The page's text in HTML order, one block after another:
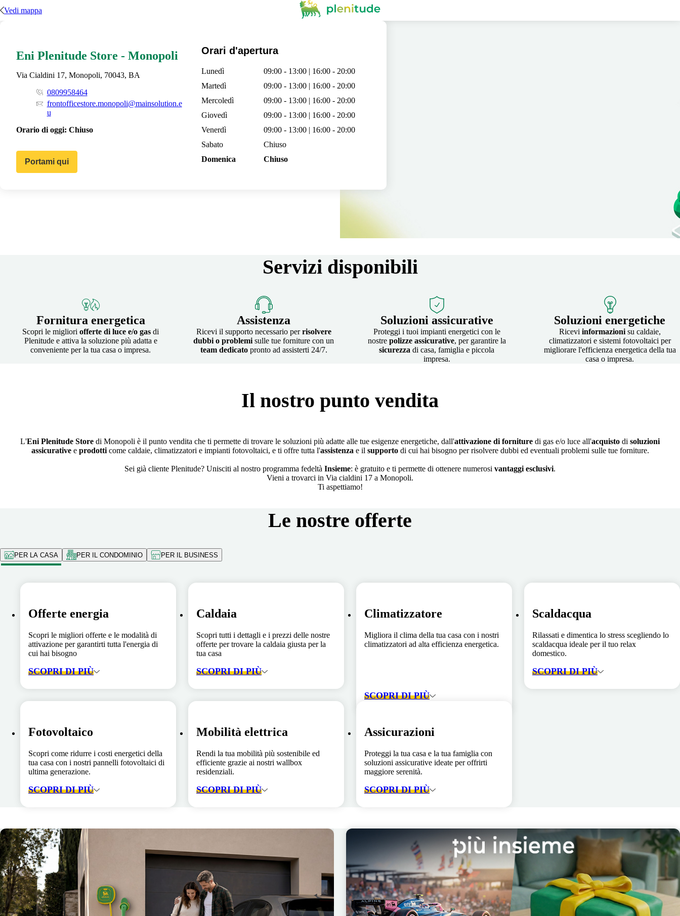
Vedi mappa
Eni Plenitude Store - Monopoli
Via Cialdini 17, Monopoli, 70043, BA
0809958464
frontofficestore.monopoli@mainsolution.e
u
Orario di oggi: Chiuso
Portami qui
Orari d'apertura
Lunedì
09:00 - 13:00 | 16:00 - 20:00
Martedì
09:00 - 13:00 | 16:00 - 20:00
Mercoledì
09:00 - 13:00 | 16:00 - 20:00
Giovedì
09:00 - 13:00 | 16:00 - 20:00
Venerdì
09:00 - 13:00 | 16:00 - 20:00
Sabato
Chiuso
Domenica
Chiuso
Servizi disponibili
Fornitura energetica
Scopri le migliori offerte di luce e/o gas di
Plenitude e attiva la soluzione più adatta e
conveniente per la tua casa o impresa.
Assistenza
Ricevi il supporto necessario perrisolvere
dubbi o problemi sulle tue forniture con un
team dedicatopronto ad assisterti 24/7.
Soluzioni assicurative
Proteggi i tuoi impianti energetici con le
nostre polizze assicurative, per garantire la
sicurezza di casa, famiglia e piccola
impresa.
Soluzioni energetiche
Ricevi informazionisu caldaie,
climatizzatori e sistemi fotovoltaici per
migliorare l'efficienza energetica della tua
casa o impresa.
Il nostro punto vendita
L'Eni Plenitude Store di Monopoli è il punto vendita che ti permette di trovare le soluzioni più adatte alle tue esigenze energetiche, dall'attivazione di forniture di gas e/o luce all'acquisto di soluzioni
assicurativee prodotticome caldaie, climatizzatori e impianti fotovoltaici, e ti offre tutta l'assistenza e il supportodi cui hai bisogno per risolvere dubbi ed eventuali problemi sulle tue forniture.
Sei già cliente Plenitude? Unisciti al nostro programma fedeltà Insieme: è gratuito e ti permette di ottenere numerosi vantaggi esclusivi.
Vieni a trovarci in Via cialdini 17 a Monopoli.
Ti aspettiamo!
Le nostre offerte
PER LA CASA PER IL CONDOMINIO PER IL BUSINESS
Offerte energia
Scopri le migliori offerte e le modalità di
attivazione per garantirti tutta l'energia di
cui hai bisogno
SCOPRI DI PIÙ
Caldaia
Scopri tutti i dettagli e i prezzi delle nostre
offerte per trovare la caldaia giusta per la
tua casa
SCOPRI DI PIÙ
Climatizzatore
Migliora il clima della tua casa con i nostri
climatizzatori ad alta efficienza energetica.
SCOPRI DI PIÙ
Scaldacqua
Rilassati e dimentica lo stress scegliendo lo
scaldacqua ideale per il tuo relax
domestico.
SCOPRI DI PIÙ
Fotovoltaico
Scopri come ridurre i costi energetici della
tua casa con i nostri pannelli fotovoltaici di
ultima generazione.
SCOPRI DI PIÙ
Mobilità elettrica
Rendi la tua mobilità più sostenibile ed
efficiente grazie ai nostri wallbox
residenziali.
SCOPRI DI PIÙ
Assicurazioni
Proteggi la tua casa e la tua famiglia con
soluzioni assicurative ideate per offrirti
maggiore serenità.
SCOPRI DI PIÙ